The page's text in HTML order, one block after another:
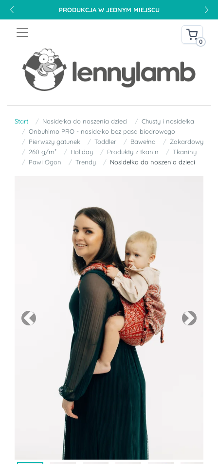
PRODUKCJA W JEDNYM MIEJSCU
0
Start Nosidełka do noszenia dzieci
Chusty i nosidełka
Onbuhimo PRO - nosidełko bez pasa biodrowego
Pierwszy gatunek
Toddler Bawełna
Żakardowy
260 g/m²
Holiday Produkty z tkanin
Tkaniny
Pawi Ogon
Trendy Nosidełka do noszenia dzieci
Previous Next